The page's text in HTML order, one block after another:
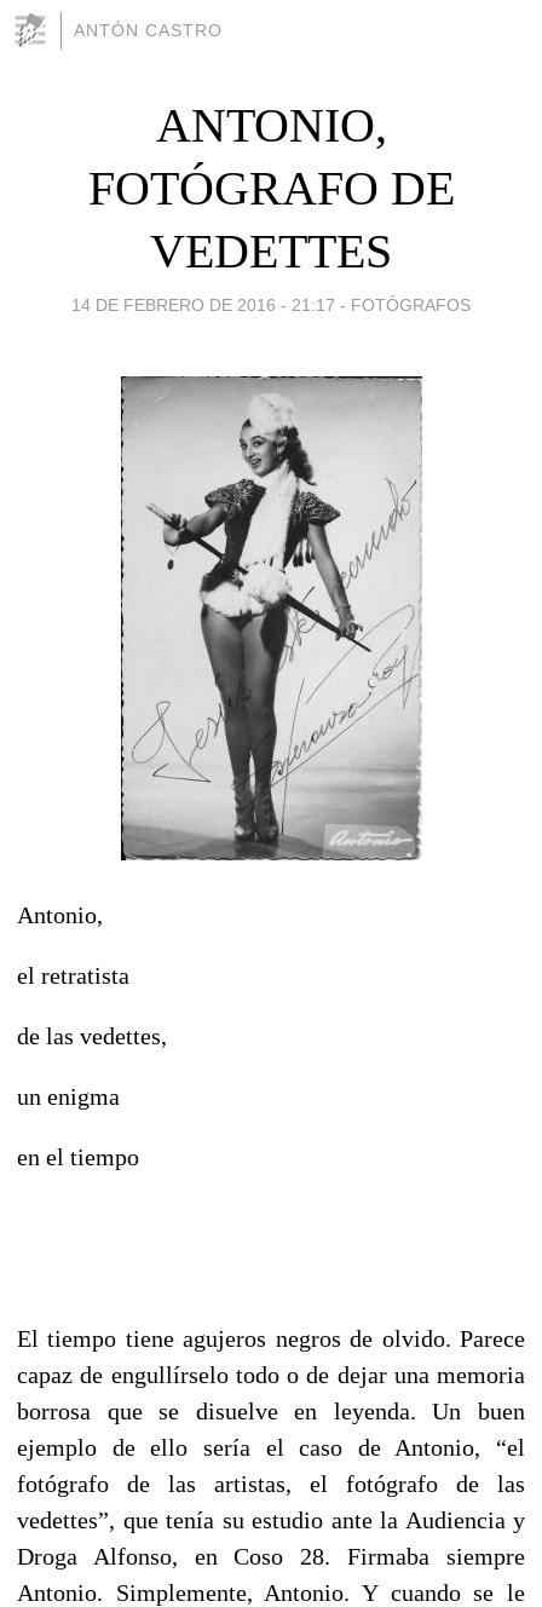
ANTÓN CASTRO
ANTONIO,
FOTÓGRAFO DE
VEDETTES
14 DE FEBRERO DE 2016 - 21:17 - FOTÓGRAFOS
Antonio,
el retratista
de las vedettes,
un enigma
en el tiempo
El tiempo tiene agujeros negros de olvido. Parece
capaz de engullírselo todo o de dejar una memoria
borrosa que se disuelve en leyenda. Un buen
ejemplo de ello sería el caso de Antonio, “el
fotógrafo de las artistas, el fotógrafo de las
vedettes”, que tenía su estudio ante la Audiencia y
Droga Alfonso, en Coso 28. Firmaba siempre
Antonio. Simplemente, Antonio. Y cuando se le